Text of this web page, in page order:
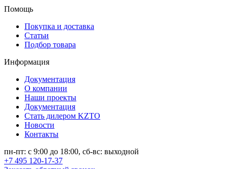
Помощь
Покупка и доставка
Статьи
Подбор товара
Информация
Документация
О компании
Наши проекты
Документация
Стать дилером KZTO
Новости
Контакты
пн-пт: с 9:00 до 18:00, сб-вс: выходной
+7 495 120-17-37